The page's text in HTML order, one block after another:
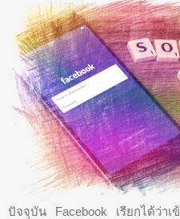
ปัจจุบัน Facebook เรียกได้ว่าเ